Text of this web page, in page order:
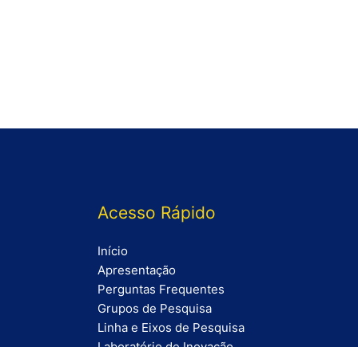
Acesso Rápido
Início
Apresentação
Perguntas Frequentes
Grupos de Pesquisa
Linha e Eixos de Pesquisa